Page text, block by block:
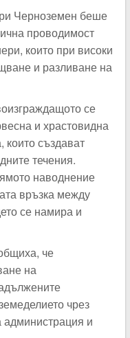
Черноземен беше
проводимост
които при високи
и разливане на
се
и храстовидна
които създават
течения.
наводнение
връзка между
се намира и
че
на
чрез
администрация и